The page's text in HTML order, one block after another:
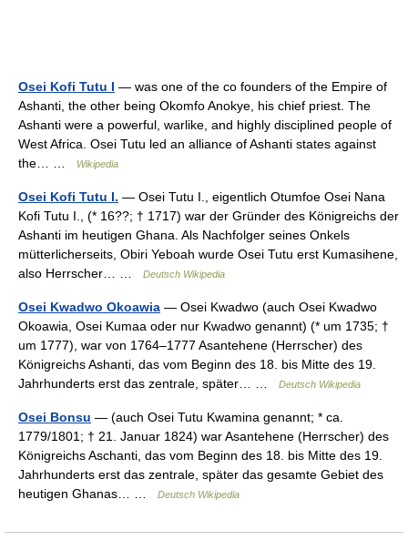
Osei Kofi Tutu I — was one of the co founders of the Empire of
Ashanti, the other being Okomfo Anokye, his chief priest. The
Ashanti were a powerful, warlike, and highly disciplined people of
West Africa. Osei Tutu led an alliance of Ashanti states against
the… …
Wikipedia
Osei Kofi Tutu I. — Osei Tutu I., eigentlich Otumfoe Osei Nana
Kofi Tutu I., (* 16??; † 1717) war der Gründer des Königreichs der
Ashanti im heutigen Ghana. Als Nachfolger seines Onkels
mütterlicherseits, Obiri Yeboah wurde Osei Tutu erst Kumasihene,
also Herrscher… …
Deutsch Wikipedia
Osei Kwadwo Okoawia — Osei Kwadwo (auch Osei Kwadwo
Okoawia, Osei Kumaa oder nur Kwadwo genannt) (* um 1735; †
um 1777), war von 1764–1777 Asantehene (Herrscher) des
Königreichs Ashanti, das vom Beginn des 18. bis Mitte des 19.
Jahrhunderts erst das zentrale, später… …
Deutsch Wikipedia
Osei Bonsu — (auch Osei Tutu Kwamina genannt; * ca.
1779/1801; † 21. Januar 1824) war Asantehene (Herrscher) des
Königreichs Aschanti, das vom Beginn des 18. bis Mitte des 19.
Jahrhunderts erst das zentrale, später das gesamte Gebiet des
heutigen Ghanas… …
Deutsch Wikipedia